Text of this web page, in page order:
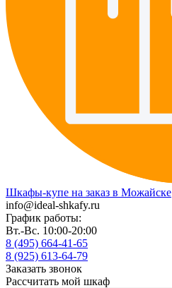
Шкафы-купе на заказ в Можайске
info@ideal-shkafy.ru
График работы:
Вт.-Вс. 10:00-20:00
8 (495) 664-41-65
8 (925) 613-64-79
Заказать звонок
Рассчитать мой шкаф